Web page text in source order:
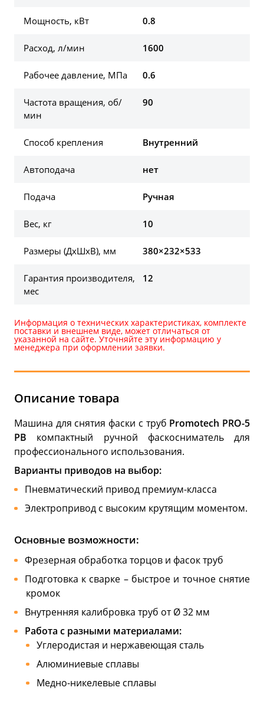
Мощность, кВт 0.8
Расход, л/мин 1600
Рабочее давление, МПа 0.6
Частота вращения, об/
мин
90
Способ крепления Внутренний
Автоподача нет
Подача Ручная
Вес, кг 10
Размеры (ДхШхВ), мм 380×232×533
Гарантия производителя,
мес
12
Информация о технических характеристиках, комплекте
поставки и внешнем виде, может отличаться от
указанной на сайте. Уточняйте эту информацию у
менеджера при оформлении заявки.
Описание товара
Машина для снятия фаски с труб Promotech PRO-5
PB компактный ручной фаскосниматель для
профессионального использования.
Варианты приводов на выбор:
Пневматический привод премиум-класса
Электропривод с высоким крутящим моментом.
Основные возможности:
Фрезерная обработка торцов и фасок труб
Подготовка к сварке – быстрое и точное снятие
кромок
Внутренняя калибровка труб от Ø 32 мм
Работа с разными материалами:
Углеродистая и нержавеющая сталь
Алюминиевые сплавы
Медно-никелевые сплавы